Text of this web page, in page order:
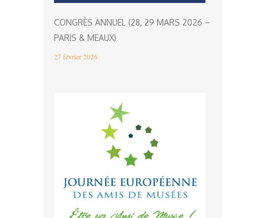
CONGRÈS ANNUEL (28, 29 MARS 2026 –
PARIS & MEAUX)
27 février 2026